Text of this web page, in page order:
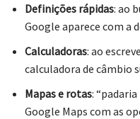
Definições rápidas: ao
Google aparece com a
Calculadoras: ao
calculadora de câmbio
Mapas e rotas:
Google Maps com as